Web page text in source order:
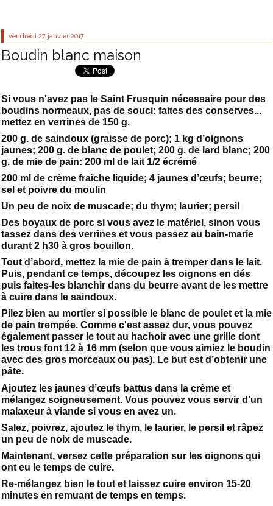
vendredi 27 janvier 2017
Boudin blanc maison
Si vous n'avez pas le Saint Frusquin nécessaire pour des
boudins normeaux, pas de souci: faites des conserves...
mettez en verrines de 150 g.
200 g. de saindoux (graisse de porc); 1 kg d’oignons
jaunes; 200 g. de blanc de poulet; 200 g. de lard blanc; 200
g. de mie de pain: 200 ml de lait 1/2 écrémé
200 ml de crème fraîche liquide; 4 jaunes d’œufs; beurre;
sel et poivre du moulin
Un peu de noix de muscade; du thym; laurier; persil
Des boyaux de porc si vous avez le matériel, sinon vous
tassez dans des verrines et vous passez au bain-marie
durant 2 h30 à gros bouillon.
Tout d’abord, mettez la mie de pain à tremper dans le lait.
Puis, pendant ce temps, découpez les oignons en dés
puis faites-les blanchir dans du beurre avant de les mettre
à cuire dans le saindoux.
Pilez bien au mortier si possible le blanc de poulet et la mie
de pain trempée. Comme c'est assez dur, vous pouvez
également passer le tout au hachoir avec une grille dont
les trous font 12 à 16 mm (selon que vous aimiez le boudin
avec des gros morceaux ou pas). Le but est d’obtenir une
pâte.
Ajoutez les jaunes d’œufs battus dans la crème et
mélangez soigneusement. Vous pouvez vous servir d’un
malaxeur à viande si vous en avez un.
Salez, poivrez, ajoutez le thym, le laurier, le persil et râpez
un peu de noix de muscade.
Maintenant, versez cette préparation sur les oignons qui
ont eu le temps de cuire.
Re-mélangez bien le tout et laissez cuire environ 15-20
minutes en remuant de temps en temps.